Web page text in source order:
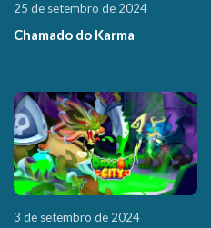
25 de setembro de 2024
Chamado do Karma
3 de setembro de 2024